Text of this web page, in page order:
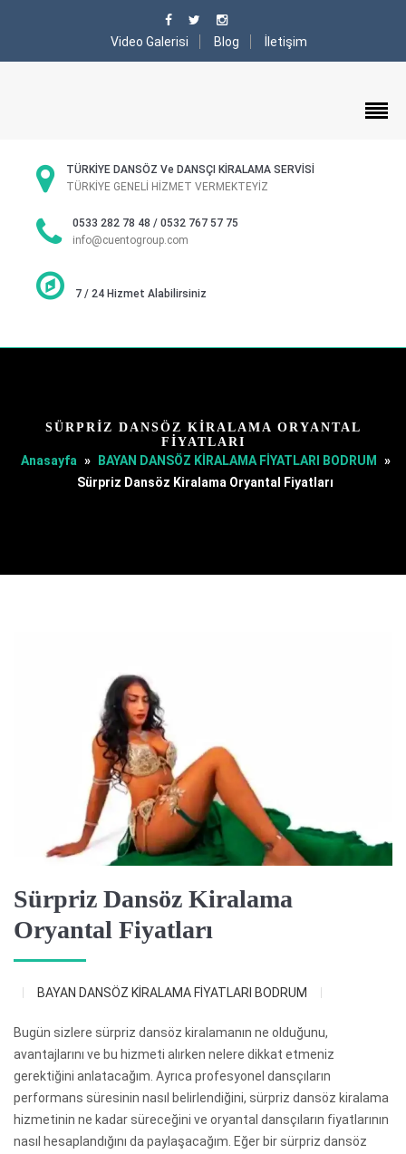
Video Galerisi Blog İletişim
TÜRKİYE DANSÖZ Ve DANSÇI KİRALAMA SERVİSİ
TÜRKİYE GENELİ HİZMET VERMEKTEYİZ
0533 282 78 48 / 0532 767 57 75
info@cuentogroup.com
7 / 24 Hizmet Alabilirsiniz
SÜRPRIZ DANSÖZ KIRALAMA ORYANTAL
FIYATLARI
Anasayfa » BAYAN DANSÖZ KİRALAMA FİYATLARI BODRUM
»
Sürpriz Dansöz Kiralama Oryantal Fiyatları
Sürpriz Dansöz Kiralama
Oryantal Fiyatları
BAYAN DANSÖZ KİRALAMA FİYATLARI BODRUM
Bugün sizlere sürpriz dansöz kiralamanın ne olduğunu,
avantajlarını ve bu hizmeti alırken nelere dikkat etmeniz
gerektiğini anlatacağım. Ayrıca profesyonel dansçıların
performans süresinin nasıl belirlendiğini, sürpriz dansöz kiralama
hizmetinin ne kadar süreceğini ve oryantal dansçıların fiyatlarının
nasıl hesaplandığını da paylaşacağım. Eğer bir sürpriz dansöz